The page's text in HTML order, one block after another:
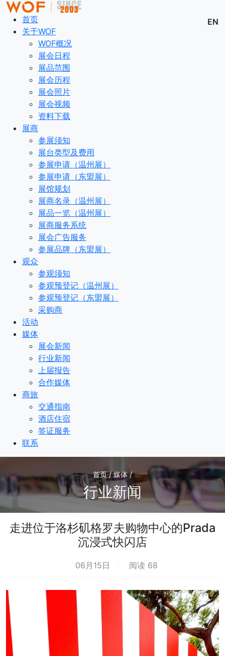
EN
首页
关于WOF
WOF概况
展会日程
展品范围
展会历程
展会照片
展会视频
资料下载
展商
参展须知
展台类型及费用
参展申请（温州展）
参展申请（东盟展）
展馆规划
展商名录（温州展）
展品一览（温州展）
展商服务系统
展会广告服务
参展品牌（东盟展）
观众
参观须知
参观预登记（温州展）
参观预登记（东盟展）
采购商
活动
媒体
展会新闻
行业新闻
上届报告
合作媒体
商旅
交通指南
酒店住宿
签证服务
联系
首页 / 媒体 /
行业新闻
走进位于洛杉矶格罗夫购物中心的Prada
沉浸式快闪店
06月15日 阅读 68